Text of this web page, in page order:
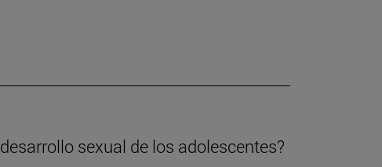
sexual de los adolescentes?